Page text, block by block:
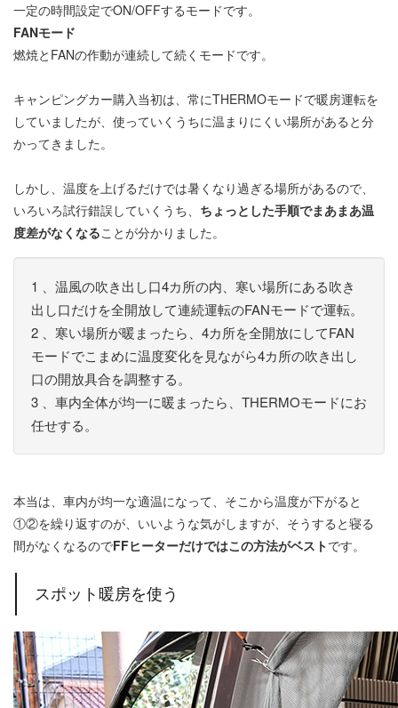
一定の時間設定でON/OFFするモードです。
FANモード
燃焼とFANの作動が連続して続くモードです。
キャンピングカー購入当初は、常にTHERMOモードで暖房運転を
していましたが、使っていくうちに温まりにくい場所があると分
かってきました。
しかし、温度を上げるだけでは暑くなり過ぎる場所があるので、
いろいろ試行錯誤していくうち、 ちょっとした手順でまあまあ温
度差がなくなることが分かりました。
1 、温風の吹き出し口4カ所の内、寒い場所にある吹き
出し口だけを全開放して連続運転のFANモードで運転。
2 、寒い場所が暖まったら、4カ所を全開放にしてFAN
モードでこまめに温度変化を見ながら4カ所の吹き出し
口の開放具合を調整する。
3 、車内全体が均一に暖まったら、THERMOモードにお
任せする。
本当は、車内が均一な適温になって、そこから温度が下がると
①②を繰り返すのが、いいような気がしますが、そうすると寝る
間がなくなるのでFFヒーターだけではこの方法がベストです。
スポット暖房を使う